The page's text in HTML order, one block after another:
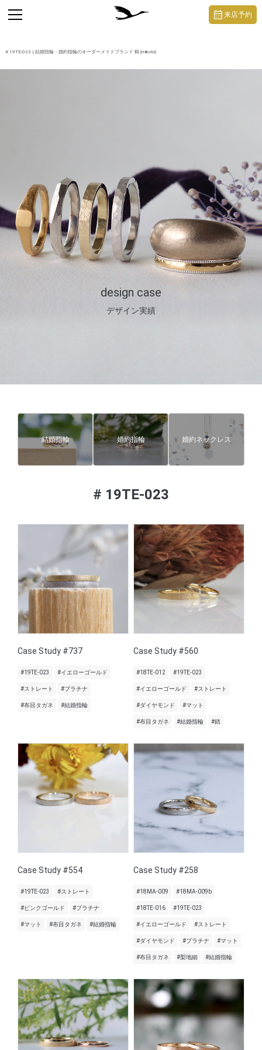
# 19TE-023 | 結婚指輪・婚約指輪のオーダーメイドブランド 鶴 (mikoto)
design case
デザイン実績
toggle
navigation
来店予約
結婚指輪 婚約指輪 婚約ネックレス
# 19TE-023
Case Study #737
#19TE-023 #イエローゴールド
#ストレート #プラチナ
#布目タガネ #結婚指輪
Case Study #560
#18TE-012 #19TE-023
#イエローゴールド #ストレート
#ダイヤモンド #マット
#布目タガネ #結婚指輪 #錆
Case Study #554
#19TE-023 #ストレート
#ピンクゴールド #プラチナ
#マット #布目タガネ #結婚指輪
Case Study #258
#18MA-009 #18MA-009b
#18TE-016 #19TE-023
#イエローゴールド #ストレート
#ダイヤモンド #プラチナ #マット
#布目タガネ #梨地細 #結婚指輪